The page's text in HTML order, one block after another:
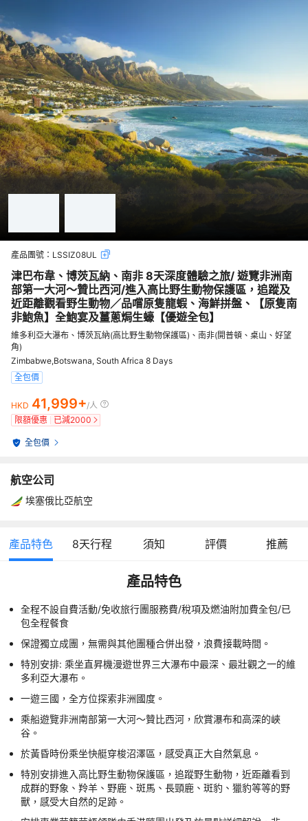
產品團號： LSSIZ08UL
津巴布韋、博茨瓦納、南非 8天深度體驗之旅/ 遊覽非洲南
部第一大河～贊比西河/進入高比野生動物保護區，追蹤及
近距離觀看野生動物／品嚐原隻龍蝦、海鮮拼盤、【原隻南
非鮑魚】全鮑宴及薑蔥焗生蠔【優遊全包】
維多利亞大瀑布、博茨瓦納(高比野生動物保護區)、南非(開普頓、桌山、好望
角)
Zimbabwe,Botswana, South Africa 8 Days
全包價
HKD 41,999+/人
限額優惠
已減2000
全包價
航空公司
埃塞俄比亞航空
產品特色 8天行程 須知 評價 推薦
產品特色
全程不設自費活動/免收旅行團服務費/稅項及燃油附加費全包/已
包全程餐食
保證獨立成團，無需與其他團種合併出發，浪費接載時間。
特別安排: 乘坐直昇機漫遊世界三大瀑布中最深、最壯觀之一的維
多利亞大瀑布。
一遊三國，全方位探索非洲國度。
乘船遊覽非洲南部第一大河～贊比西河，欣賞瀑布和高深的峽
谷。
於黃昏時份乘坐快艇穿梭沼澤區，感受真正大自然氣息。
特別安排進入高比野生動物保護區，追蹤野生動物，近距離看到
成群的野象、羚羊、野鹿、斑馬、長頸鹿、斑豹、獵豹等等的野
獸，感受大自然的足跡。